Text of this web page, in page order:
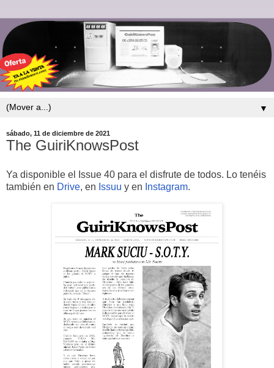
▼
sábado, 11 de diciembre de 2021
The GuiriKnowsPost
Ya disponible el Issue 40 para el disfrute de todos. Lo tenéis
también en Drive, en Issuu y en Instagram.